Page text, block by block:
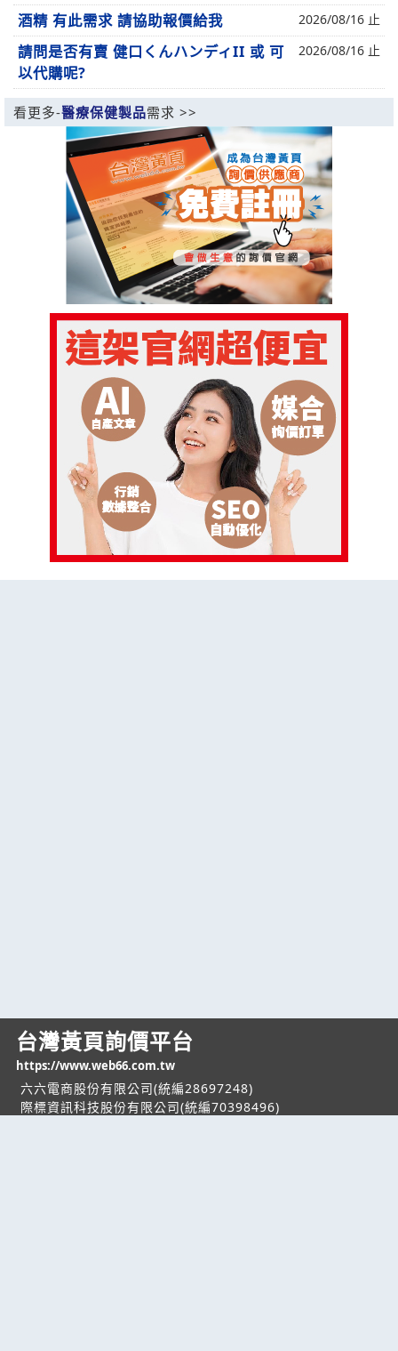
酒精 有此需求 請協助報價給我 2026/08/16 止
請問是否有賣 健口くんハンディII 或 可
以代購呢?
2026/08/16 止
看更多-醫療保健製品需求 >>
台灣黃頁詢價平台
https://www.web66.com.tw
六六電商股份有限公司(統編28697248)
際標資訊科技股份有限公司(統編70398496)